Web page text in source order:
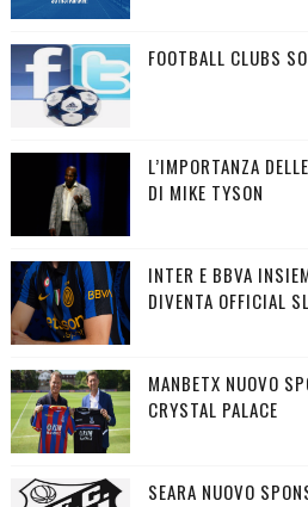
FOOTBALL CLUBS
L’IMPORTANZA
DI MIKE TYSON
INTER E BBVA
DIVENTA OFFICIAL
MANBETX NUOVO
CRYSTAL PALACE
SEARA NUOVO